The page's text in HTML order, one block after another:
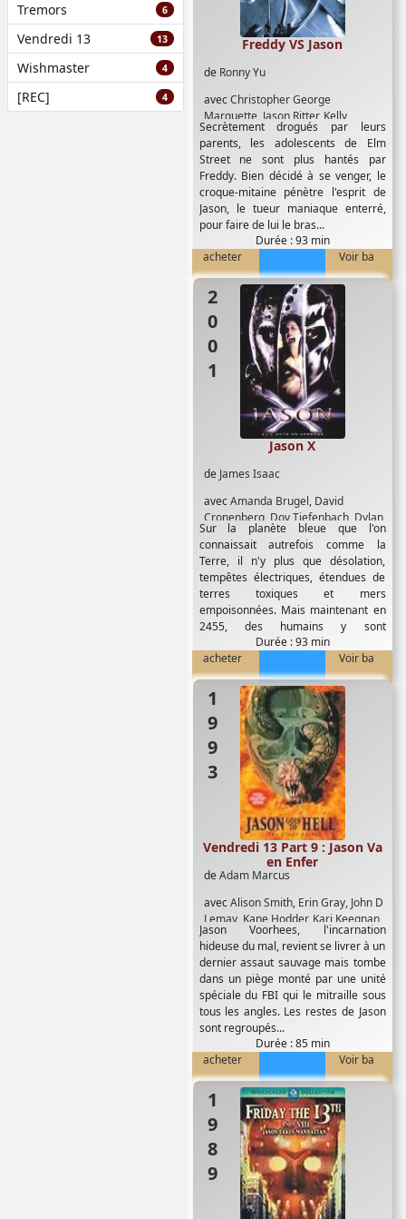
Tremors 6
Vendredi 13 13
Wishmaster 4
[REC] 4
de Ronny Yu
avecChristopher George
Marquette, Jason Ritter, Kelly
Rowland,Lochlyn Munro
Monica
Keena,Robert Englund
Freddy VS Jason
Secrètement drogués par leurs
parents, les adolescents de Elm
Street ne sont plus hantés par
Freddy. Bien décidé à se venger, le
croque-mitaine pénètre l'esprit de
Jason, le tueur maniaque enterré,
pour faire de lui le bras...
Durée : 93 min
acheter
Voir ba
2001
de James Isaac
avecAmanda Brugel, David
Cronenberg, Dov Tiefenbach, Dylan
Bierk,Jonathan Potts,Kane Hodder,
Kristi Angus
,Lexa Doig Lisa Ryder
Melyssa Ade Peter Mensah,Yanni
Gellman
Jason X
Sur la planète bleue que l'on
connaissait autrefois comme la
Terre, il n'y plus que désolation,
tempêtes électriques, étendues de
terres toxiques et mers
empoisonnées. Mais maintenant en
2455, des humains y sont
retournés...Durée : 93 min
acheter
Voir ba
1993
deAdam Marcus
avecAlison Smith, Erin Gray, John D
Lemay, Kane Hodder, Kari Keegnan,
Steven Culp,Steven Williams
Vendredi 13 Part 9 : Jason Va
en Enfer
Jason Voorhees, l'incarnation
hideuse du mal, revient se livrer à un
dernier assaut sauvage mais tombe
dans un piège monté par une unité
spéciale du FBI qui le mitraille sous
tous les angles. Les restes de Jason
sont regroupés...
Durée : 85 min
acheter
Voir ba
1989